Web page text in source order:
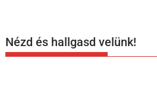
Nézd és hallgasd velünk!